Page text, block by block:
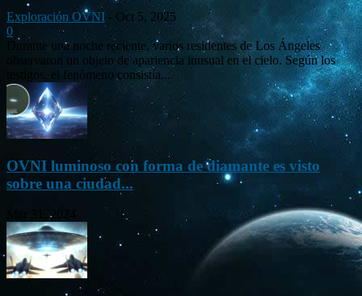
Exploración OVNI - Oct 5, 2025
0
Durante una noche reciente, varios residentes de Los Ángeles
observaron un objeto de apariencia inusual en el cielo. Según los
testigos, el fenómeno consistía...
OVNI luminoso con forma de diamante es visto
sobre una ciudad...
Mar 31, 2024